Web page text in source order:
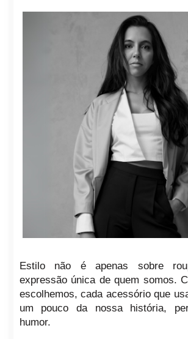
Estilo não é apenas sobre
expressão única de quem somos.
escolhemos, cada acessório que
um pouco da nossa história,
humor.